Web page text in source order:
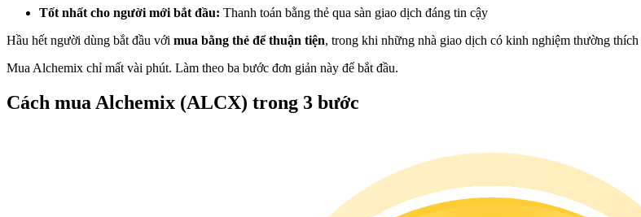
Sao chép Giao dịch
Tham gia cùng các nhà giao dịch hàng đầu
Tốt nhất cho người mới bắt đầu: Thanh toán bằng thẻ qua sàn giao dịch đáng tin cậy
Hầu hết người dùng bắt đầu với mua bằng thẻ để thuận tiện, trong khi những nhà giao dịch có kinh nghiệm thường thích
Mua Alchemix chỉ mất vài phút. Làm theo ba bước đơn giản này để bắt đầu.
Cách mua Alchemix (ALCX) trong 3 bước